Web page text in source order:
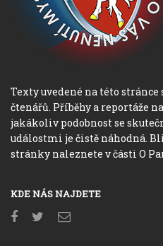
Texty uvedené na této stránce
čtenářů. Příběhy a reportáže
jakákoliv podobnost se
událostmi je čistě náhodná.
stránky naleznete v části O
KDE NÁS NAJDETE